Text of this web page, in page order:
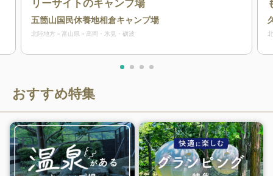
リーサイトのキャンプ場
五箇山国民休養地相倉キャンプ場
北陸地方 富山県 高岡・氷見・砺波
おすすめ特集